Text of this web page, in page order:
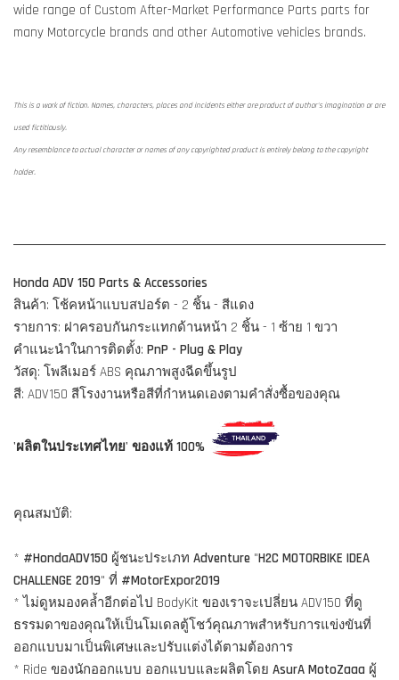
wide range of Custom After-Market Performance Parts parts for
many Motorcycle brands and other Automotive vehicles brands.
This is a work of fiction. Names, characters, places and incidents either are product of author's imagination or are
used fictitiously.
Any resemblance to actual character or names of any copyrighted product is entirely belong to the copyright
holder.
Honda ADV 150 Parts & Accessories
สินค้า: โช้คหน้าแบบสปอร์ต - 2 ชิ้น - สีแดง
รายการ: ฝาครอบกันกระแทกด้านหน้า 2 ชิ้น - 1 ซ้าย 1 ขวา
คำแนะนำในการติดตั้ง: PnP - Plug & Play
วัสดุ: โพลีเมอร์ ABS คุณภาพสูงฉีดขึ้นรูป
สี: ADV150 สีโรงงานหรือสีที่กำหนดเองตามคำสั่งซื้อของคุณ
'ผลิตในประเทศไทย' ของแท้ 100%
คุณสมบัติ:
* #HondaADV150 ผู้ชนะประเภท Adventure "H2C MOTORBIKE IDEA
CHALLENGE 2019" ที่ #MotorExpor2019
* ไม่ดูหมองคล้ำอีกต่อไป BodyKit ของเราจะเปลี่ยน ADV150 ที่ดู
ธรรมดาของคุณให้เป็นโมเดลตู้โชว์คุณภาพสำหรับการแข่งขันที่
ออกแบบมาเป็นพิเศษและปรับแต่งได้ตามต้องการ
* Ride ของนักออกแบบ ออกแบบและผลิตโดย AsurA MotoZaaa ผู้